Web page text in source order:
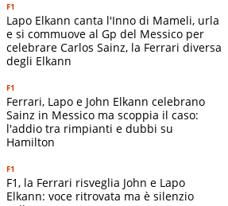
F1
Lapo Elkann canta l'Inno di Mameli, urla
e si commuove al Gp del Messico per
celebrare Carlos Sainz, la Ferrari diversa
degli Elkann
F1
Ferrari, Lapo e John Elkann celebrano
Sainz in Messico ma scoppia il caso:
l'addio tra rimpianti e dubbi su
Hamilton
F1
F1, la Ferrari risveglia John e Lapo
Elkann: voce ritrovata ma è silenzio